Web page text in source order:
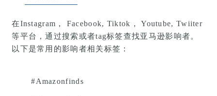
在Instagram， Facebook, Tiktok， Youtube, Twiiter
等平台，通过搜索或者tag标签查找亚马逊影响者。
以下是常用的影响者相关标签：
#Amazonfinds